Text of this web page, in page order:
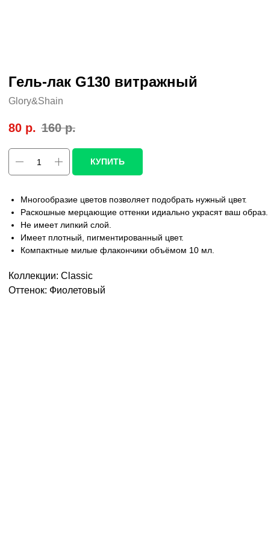
Гель-лак G130 витражный
Glory&Shain
80 р. 160 р.
КУПИТЬ
Многообразие цветов позволяет подобрать нужный цвет.
Раскошные мерцающие оттенки идиально украсят ваш образ.
Не имеет липкий слой.
Имеет плотный, пигментированный цвет.
Компактные милые флакончики объёмом 10 мл.
Коллекции: Classic
Оттенок: Фиолетовый